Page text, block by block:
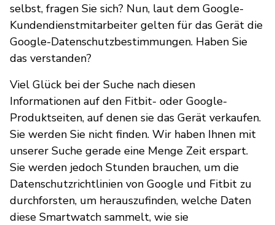
selbst, fragen Sie sich? Nun, laut dem Google-
Kundendienstmitarbeiter gelten für das Gerät die
Google-Datenschutzbestimmungen. Haben Sie
das verstanden?
Viel Glück bei der Suche nach diesen
Informationen auf den Fitbit- oder Google-
Produktseiten, auf denen sie das Gerät verkaufen.
Sie werden Sie nicht finden. Wir haben Ihnen mit
unserer Suche gerade eine Menge Zeit erspart.
Sie werden jedoch Stunden brauchen, um die
Datenschutzrichtlinien von Google und Fitbit zu
durchforsten, um herauszufinden, welche Daten
diese Smartwatch sammelt, wie sie